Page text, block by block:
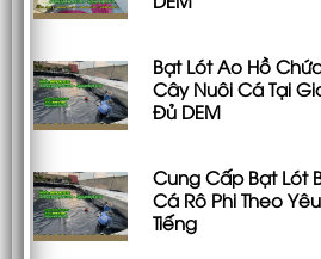
Bạt Lót Ao Hồ
Cây Nuôi Cá Tại
Đủ DEM
Cung Cấp Bạt Lót
Cá Rô Phi Theo
Tiếng